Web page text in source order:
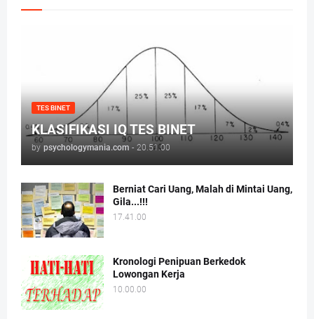
TES BINET
KLASIFIKASI IQ TES BINET
by psychologymania.com - 20.51.00
Berniat Cari Uang, Malah di Mintai Uang,
Gila...!!!
17.41.00
Kronologi Penipuan Berkedok
Lowongan Kerja
10.00.00